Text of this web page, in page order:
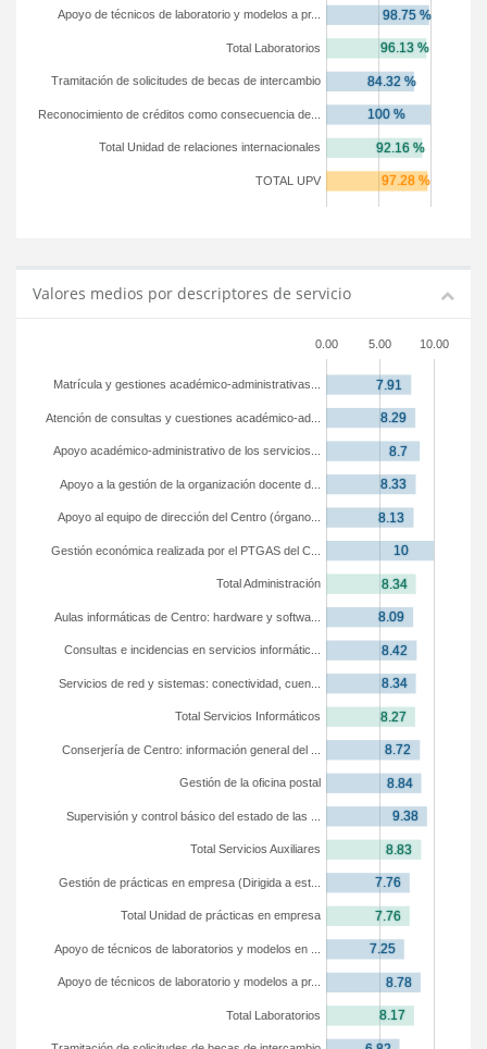
TOTAL UPV
Total Unidad de relaciones internacionales
Reconocimiento de créditos como consecuencia de...
Tramitación de solicitudes de becas de intercambio
Total Laboratorios
Apoyo de técnicos de laboratorio y modelos a pr...
Valores medios por descriptores de servicio
0.00 5.00 10.00
Total Laboratorios
Apoyo de técnicos de laboratorio y modelos a pr...
Apoyo de técnicos de laboratorios y modelos en ...
Total Unidad de prácticas en empresa
Gestión de prácticas en empresa (Dirigida a est...
Total Servicios Auxiliares
Supervisión y control básico del estado de las ...
Gestión de la oficina postal
Conserjería de Centro: información general del ...
Total Servicios Informáticos
Servicios de red y sistemas: conectividad, cuen...
Consultas e incidencias en servicios informátic...
Aulas informáticas de Centro: hardware y softwa...
Total Administración
Gestión económica realizada por el PTGAS del C...
Apoyo al equipo de dirección del Centro (órgano...
Apoyo a la gestión de la organización docente d...
Apoyo académico-administrativo de los servicios...
Atención de consultas y cuestiones académico-ad...
Matrícula y gestiones académico-administrativas...